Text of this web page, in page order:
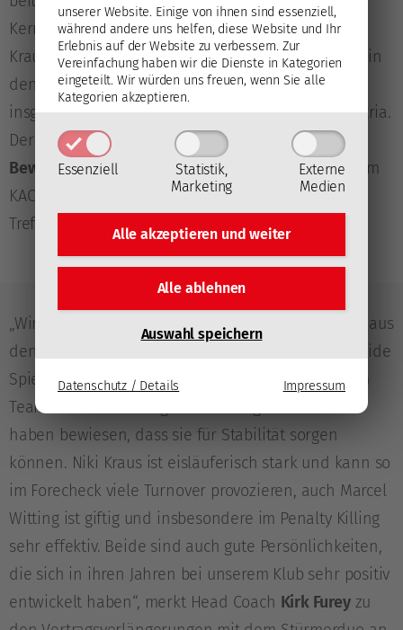
unserer Website. Einige von ihnen sind essenziell,
während andere uns helfen, diese Website und Ihr
Erlebnis auf der Website zu verbessern. Zur
Vereinfachung haben wir die Dienste in Kategorien
eingeteilt. Wir würden uns freuen, wenn Sie alle
Kategorien akzeptieren.
Essenziell
Statistik,
Marketing
Externe
Medien
Alle akzeptieren undweiter
Alle ablehnen
Auswahl speichern
Datenschutz / Details Impressum
Kernkader der Rotjacken. Parallel avancierte Niki
Kraus auch zumösterreichischen Nationalspieler
, in
den beiden vergangenen Saisonen kam er auf
insgesamt zehn Länderspieleinsätze im Team Austria.
Der Flügelstürmer stand bislang in
Bewerbsspielen
(davon 233 in der EBEL bzw. ICE) im
KAC-Lineup, für ihn stehen 35 Scorerpunkte (zwölf
Treffer, 23 Vorlagen) zu Buche.
„Wir Trainer kennen Marcel Witting und Niki Kraus aus
den vergangenen Jahren sehr gut, wir schätzen beide
Spieler und wollten sie auch weiterhin in unserem
Team haben. Sie bringen viel Energie aufs Eis und
haben bewiesen, dass sie für Stabilität sorgen
können. Niki Kraus ist eisläuferisch stark und kann so
im Forecheck viele Turnover provozieren, auch Marcel
Witting ist giftig und insbesondere im Penalty Killing
sehr effektiv. Beide sind auch gute Persönlichkeiten,
die sich in ihren Jahren bei unserem Klub sehr positiv
entwickelt haben“, merkt Head Coach Kirk Fureyzu